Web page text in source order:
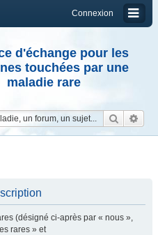
Connexion
d'échange pour les
touchées par une
maladie rare
(désigné ci-après par « nous »,
rares » et